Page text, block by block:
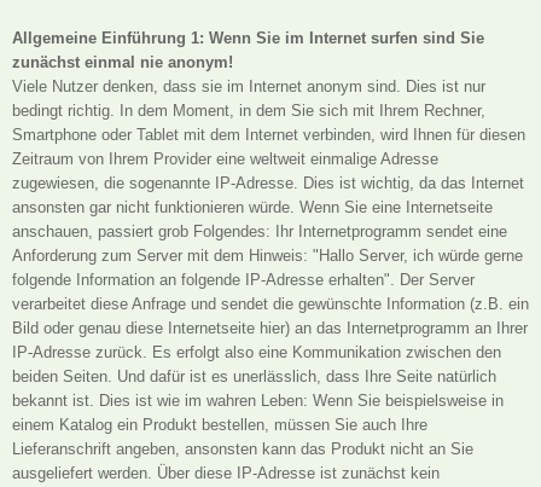
Allgemeine Einführung 1: Wenn Sie im Internet surfen sind Sie
zunächst einmal nie anonym!
Viele Nutzer denken, dass sie im Internet anonym sind. Dies ist nur
bedingt richtig. In dem Moment, in dem Sie sich mit Ihrem Rechner,
Smartphone oder Tablet mit dem Internet verbinden, wird Ihnen für diesen
Zeitraum von Ihrem Provider eine weltweit einmalige Adresse
zugewiesen, die sogenannte IP-Adresse. Dies ist wichtig, da das Internet
ansonsten gar nicht funktionieren würde. Wenn Sie eine Internetseite
anschauen, passiert grob Folgendes: Ihr Internetprogramm sendet eine
Anforderung zum Server mit dem Hinweis: "Hallo Server, ich würde gerne
folgende Information an folgende IP-Adresse erhalten". Der Server
verarbeitet diese Anfrage und sendet die gewünschte Information (z.B. ein
Bild oder genau diese Internetseite hier) an das Internetprogramm an Ihrer
IP-Adresse zurück. Es erfolgt also eine Kommunikation zwischen den
beiden Seiten. Und dafür ist es unerlässlich, dass Ihre Seite natürlich
bekannt ist. Dies ist wie im wahren Leben: Wenn Sie beispielsweise in
einem Katalog ein Produkt bestellen, müssen Sie auch Ihre
Lieferanschrift angeben, ansonsten kann das Produkt nicht an Sie
ausgeliefert werden. Über diese IP-Adresse ist zunächst kein